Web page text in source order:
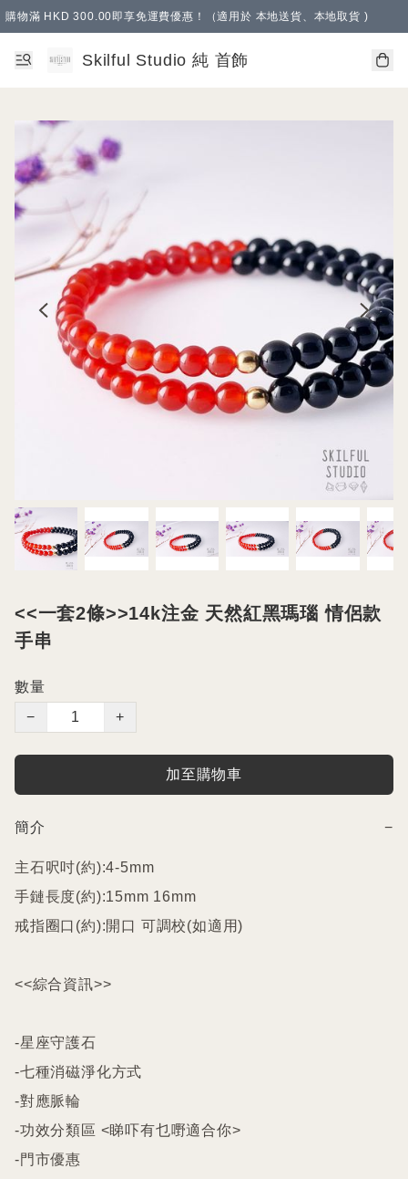
購物滿 HKD 300.00即享免運費優惠！（適用於 本地送貨、本地取貨 )
Skilful Studio 純 首飾
<<一套2條>>14k注金 天然紅黑瑪瑙 情侶款
手串
數量
−
+
加至購物車
簡介 −
主石呎吋(約):4-5mm
手鏈長度(約):15mm 16mm
戒指圈口(約):開口 可調校(如適用)
<<綜合資訊>>
-星座守護石
-七種消磁淨化方式
-對應脈輪
-功效分類區 <睇吓有乜嘢適合你>
-門市優惠